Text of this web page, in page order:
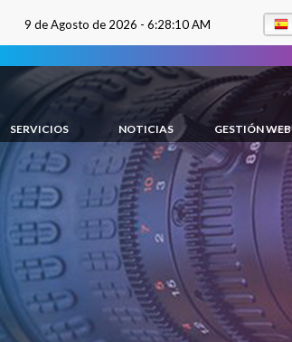
9 de Agosto de 2026 - 6:28:11 AM
SERVICIOS NOTICIAS GESTIÓN WEB